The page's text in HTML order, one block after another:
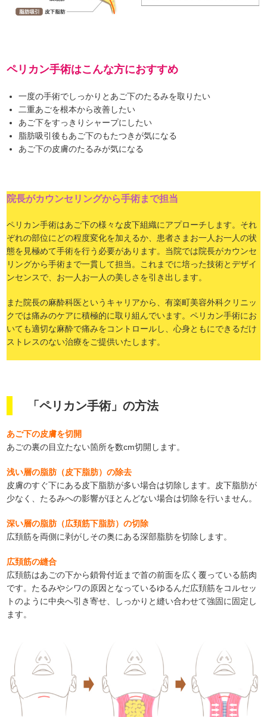
ペリカン手術はこんな方におすすめ
一度の手術でしっかりとあご下のたるみを取りたい
二重あごを根本から改善したい
あご下をすっきりシャープにしたい
脂肪吸引後もあご下のもたつきが気になる
あご下の皮膚のたるみが気になる
院長がカウンセリングから手術まで担当
ペリカン手術はあご下の様々な皮下組織にアプローチします。それ
ぞれの部位にどの程度変化を加えるか、患者さまお一人お一人の状
態を見極めて手術を行う必要があります。当院では院長がカウンセ
リングから手術まで一貫して担当。これまでに培った技術とデザイ
ンセンスで、お一人お一人の美しさを引き出します。
また院長の麻酔科医というキャリアから、有楽町美容外科クリニッ
クでは痛みのケアに積極的に取り組んでいます。ペリカン手術にお
いても適切な麻酔で痛みをコントロールし、心身ともにできるだけ
ストレスのない治療をご提供いたします。
「ペリカン手術」の方法
あご下の皮膚を切開
あごの裏の目立たない箇所を数cm切開します。
浅い層の脂肪（皮下脂肪）の除去
皮膚のすぐ下にある皮下脂肪が多い場合は切除します。皮下脂肪が
少なく、たるみへの影響がほとんどない場合は切除を行いません。
深い層の脂肪（広頚筋下脂肪）の切除
広頚筋を両側に剥がしその奥にある深部脂肪を切除します。
広頚筋の縫合
広頚筋はあごの下から鎖骨付近まで首の前面を広く覆っている筋肉
です。たるみやシワの原因となっているゆるんだ広頚筋をコルセッ
トのように中央へ引き寄せ、しっかりと縫い合わせて強固に固定し
ます。